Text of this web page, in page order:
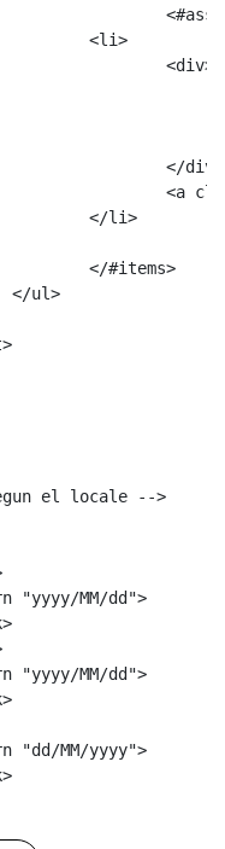
					<li>
						<div>
</
					</li>
					</#items>
				</ul>
el locale -->
"yyyy/MM/dd">
"yyyy/MM/dd">
"dd/MM/yyyy">